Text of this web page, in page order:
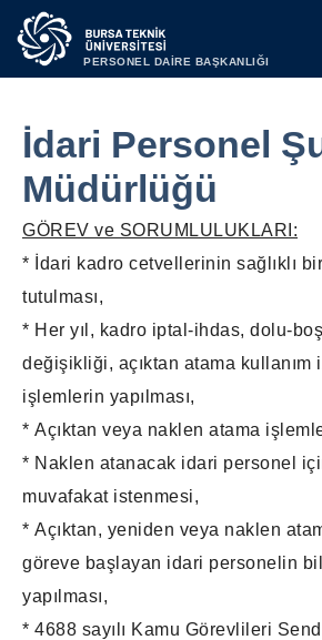
PERSONEL DAİRE BAŞKANLIĞI
İdari Personel
Müdürlüğü
GÖREV ve SORUMLULUKLARI:
* İdari kadro cetvellerinin sağlıklı
tutulması,
* Her yıl, kadro iptal-ihdas, dolu-
değişikliği, açıktan atama
işlemlerin yapılması,
* Açıktan veya naklen atama
* Naklen atanacak idari personel
muvafakat istenmesi,
* Açıktan, yeniden veya naklen
göreve başlayan idari personelin
yapılması,
* 4688 sayılı Kamu Görevlileri